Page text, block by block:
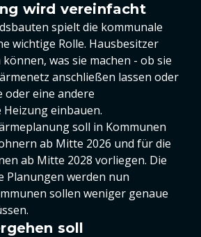
wird vereinfacht
spielt die kommunale
wichtige Rolle. Hausbesitzer
was sie machen - ob sie
anschließen lassen oder
oder eine andere
einbauen.
soll in Kommunen
ab Mitte 2026 und für die
ab Mitte 2028 vorliegen. Die
Planungen werden nun
sollen weniger genaue
soll